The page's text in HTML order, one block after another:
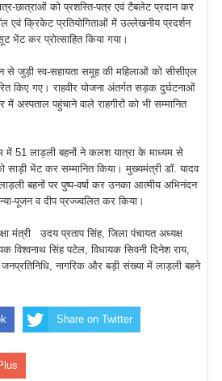
छात्राओं को प्रशस्ति-पत्र एवं टैबलेट प्रदान कर
एवं क्रिकेट प्रतियोगिताओं में उल्लेखनीय प्रदर्शन
भेंट कर प्रोत्साहित किया गया।
से जुड़ी स्व-सहायता समूह की महिलाओं को सीसीएल
किए गए। राहवीर योजना अंतर्गत सड़क दुर्घटनाओं
अस्पताल पहुंचाने वाले राहगीरों को भी सम्मानित
में 51 लाड़ली बहनों ने कलश यात्रा के माध्यम से
साड़ी भेंट कर सम्मानित किया। मुख्यमंत्री डॉ. यादव
बहनों पर पुष्प-वर्षा कर उनका आत्मीय अभिनंदन
पूजन व दीप प्रज्ज्वलित कर किया।
मंत्री उदय प्रताप सिंह, जिला पंचायत अध्यक्ष
विश्वनाथ सिंह पटेल, विधायक सिवनी दिनेश राय,
जनप्रतिनिधि, नागरिक और बड़ी संख्या में लाड़ली बहने
Share on Twitter